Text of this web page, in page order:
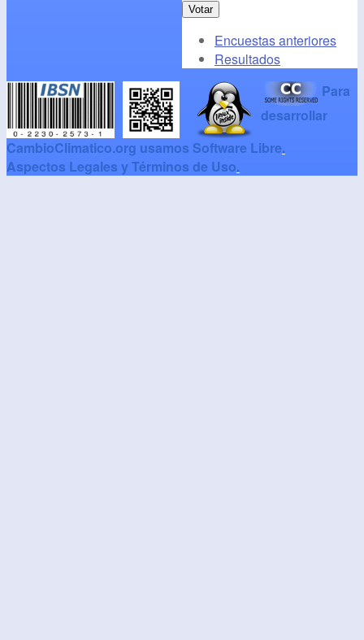
Encuestas anteriores
Resultados
Para
desarrollar
CambioClimatico.org usamos Software Libre.
Aspectos Legales y Términos de Uso.